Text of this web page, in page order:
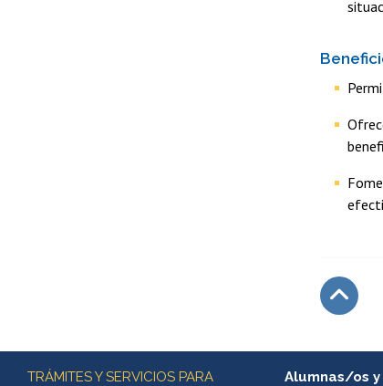
Más información
TRÁMITES Y SERVICIOS PARA Alumnas/os